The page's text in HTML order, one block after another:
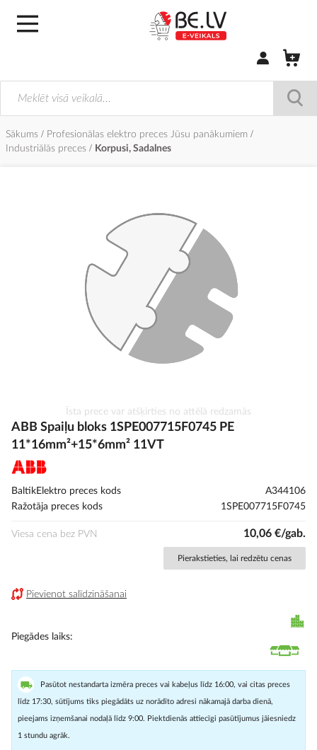
Pierakstīties/
Sākums
Profesionālas elektro preces Jūsu panākumiem
Industriālās preces
Korpusi, Sadalnes
uz
galerijas
Īsta prece var atšķirties no attēlā redzamās
ABB Spaiļu bloks 1SPE007715F0745 PE
11*16mm²+15*6mm² 11VT
BaltikElektro preces kods
A344106
Ražotāja preces kods
1SPE007715F0745
Viesa cena bez PVN 10,06 €/gab.
Pierakstieties, lai redzētu cenas
Pievienot salīdzināšanai
Piegādes laiks
Pasūtot nestandarta izmēra preces vai kabeļus līdz 16:00, vai citas preces
līdz 17:30, sūtījums tiks piegādāts uz norādīto adresi nākamajā darba dienā,
pieejams izņemšanai nodaļā līdz 9:00. Piektdienās attiecīgi pasūtījumus jāiesniedz
1 stundu agrāk.